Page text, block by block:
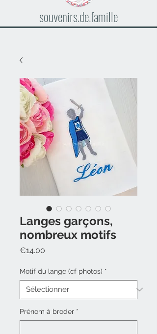
souvenirs.de.famille
Langes garçons,
nombreux motifs
€14.00
Motif du lange (cf photos) *
Prénom à broder *